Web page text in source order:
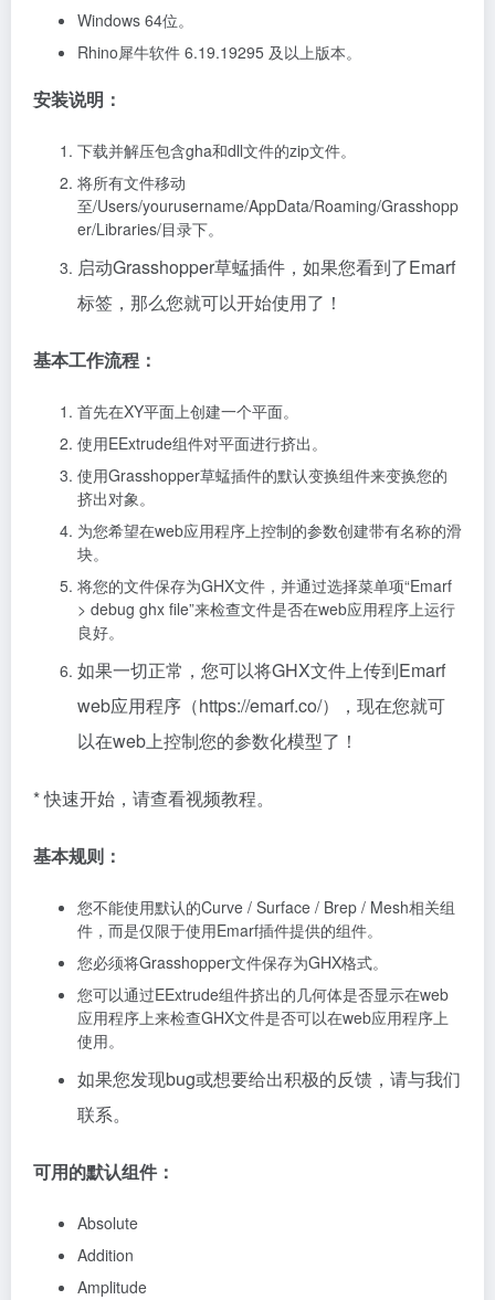
Windows 64位。
Rhino犀牛软件 6.19.19295 及以上版本。
安装说明：
下载并解压包含gha和dll文件的zip文件。
将所有文件移动
至/Users/yourusername/AppData/Roaming/Grasshopp
er/Libraries/目录下。
启动Grasshopper草蜢插件，如果您看到了Emarf
标签，那么您就可以开始使用了！
基本工作流程：
首先在XY平面上创建一个平面。
使用EExtrude组件对平面进行挤出。
使用Grasshopper草蜢插件的默认变换组件来变换您的
挤出对象。
为您希望在web应用程序上控制的参数创建带有名称的滑
块。
将您的文件保存为GHX文件，并通过选择菜单项“Emarf
> debug ghx file”来检查文件是否在web应用程序上运行
良好。
如果一切正常，您可以将GHX文件上传到Emarf
web应用程序（https://emarf.co/），现在您就可
以在web上控制您的参数化模型了！
* 快速开始，请查看视频教程。
基本规则：
您不能使用默认的Curve / Surface / Brep / Mesh相关组
件，而是仅限于使用Emarf插件提供的组件。
您必须将Grasshopper文件保存为GHX格式。
您可以通过EExtrude组件挤出的几何体是否显示在web
应用程序上来检查GHX文件是否可以在web应用程序上
使用。
如果您发现bug或想要给出积极的反馈，请与我们
联系。
可用的默认组件：
Absolute
Addition
Amplitude